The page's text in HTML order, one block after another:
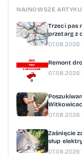
NAJNOWSZE
Trzeci pas
przetarg z
07.08.2026
Remont
07.08.2026
07.08.2026
Zaśnięcie
słup
07.08.2026